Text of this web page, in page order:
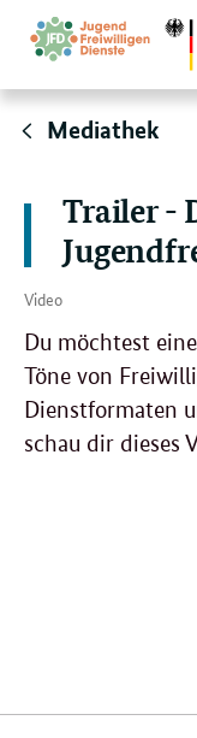
Direktlink:
Mediathek
Trailer -
Video
Du möchtest
Töne von
Dienstformaten
schau dir dieses